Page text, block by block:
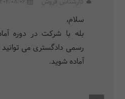
سلام،
بله با شرکت در دوره
رسمی دادگستری می
آماده شوید.